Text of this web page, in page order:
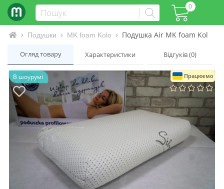
0
Інтернет-магазин матраців та ліжок
Подушки MK foam Kolo Подушка Air MK foam Kolo
Огляд товару Характеристики Відгуків (0)
Працюємо
В шоурумі